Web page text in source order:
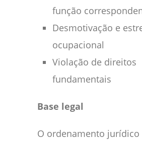
função
Desmotivação e
ocupacional
Violação de direitos
fundamentais
Base legal
O ordenamento